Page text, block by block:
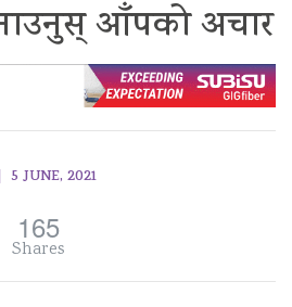
आँपको अचार
5 JUNE, 2021
165
Shares